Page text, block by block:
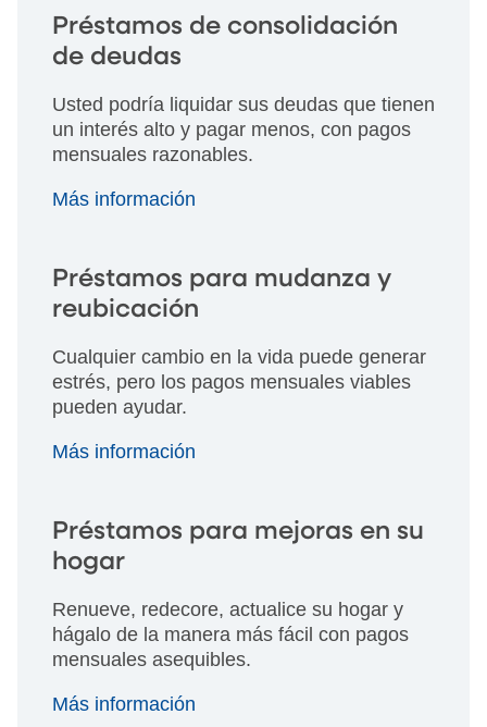
Préstamos de consolidación
de deudas
Usted podría liquidar sus deudas que tienen
un interés alto y pagar menos, con pagos
mensuales razonables.
Más información
Préstamos para mudanza y
reubicación
Cualquier cambio en la vida puede generar
estrés, pero los pagos mensuales viables
pueden ayudar.
Más información
Préstamos para mejoras en su
hogar
Renueve, redecore, actualice su hogar y
hágalo de la manera más fácil con pagos
mensuales asequibles.
Más información